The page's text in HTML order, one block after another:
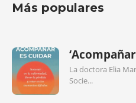
Más populares
La doctora Elia
Socie...